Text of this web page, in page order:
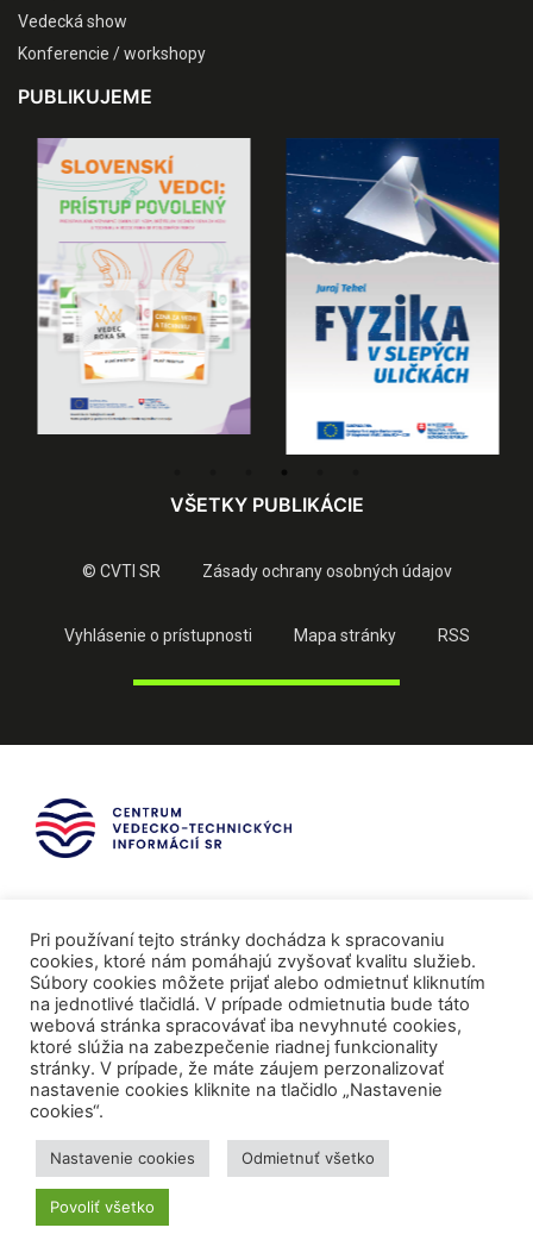
Vedecká show
Konferencie / workshopy
PUBLIKUJEME
VŠETKY PUBLIKÁCIE
© CVTI SR Zásady ochrany osobných údajov
Vyhlásenie o prístupnosti Mapa stránky RSS
Mediálni partneri
Pri používaní tejto stránky dochádza k spracovaniu
cookies, ktoré nám pomáhajú zvyšovať kvalitu služieb.
Súbory cookies môžete prijať alebo odmietnuť kliknutím
na jednotlivé tlačidlá. V prípade odmietnutia bude táto
webová stránka spracovávať iba nevyhnuté cookies,
ktoré slúžia na zabezpečenie riadnej funkcionality
stránky. V prípade, že máte záujem perzonalizovať
nastavenie cookies kliknite na tlačidlo „Nastavenie
cookies“.
Nastavenie cookies Odmietnuť všetko
Povoliť všetko